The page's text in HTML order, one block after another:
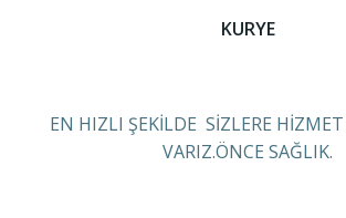
KURYE
EN HIZLI ŞEKİLDE SİZLERE
VARIZ.ÖNCE SAĞLIK.